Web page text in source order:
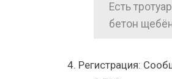
Есть
бетон
Регистрация: